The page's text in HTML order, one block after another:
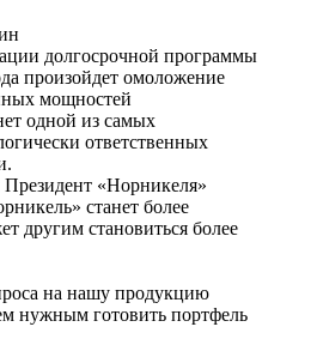
долгосрочной программы
произойдет омоложение
мощностей
одной из самых
ответственных
Президент «Норникеля»
станет более
другим становиться более
на нашу продукцию
нужным готовить портфель